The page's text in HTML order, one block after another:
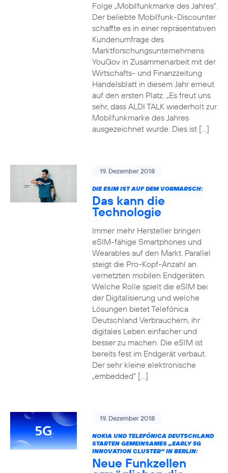
Folge „Mobilfunkmarke des Jahres“.
Der beliebte Mobilfunk-Discounter
schaffte es in einer repräsentativen
Kundenumfrage des
Marktforschungsunternehmens
YouGov in Zusammenarbeit mit der
Wirtschafts- und Finanzzeitung
Handelsblatt in diesem Jahr erneut
auf den ersten Platz. „Es freut uns
sehr, dass ALDI TALK wiederholt zur
Mobilfunkmarke des Jahres
ausgezeichnet wurde. Dies ist […]
19. Dezember 2018
DIE ESIM IST AUF DEM VORMARSCH:
Das kann die
Technologie
Immer mehr Hersteller bringen
eSIM-fähige Smartphones und
Wearables auf den Markt. Parallel
steigt die Pro-Kopf-Anzahl an
vernetzten mobilen Endgeräten.
Welche Rolle spielt die eSIM bei
der Digitalisierung und welche
Lösungen bietet Telefónica
Deutschland Verbrauchern, ihr
digitales Leben einfacher und
besser zu machen. Die eSIM ist
bereits fest im Endgerät verbaut.
Der sehr kleine elektronische
„embedded“ […]
19. Dezember 2018
NOKIA UND TELEFÓNICA DEUTSCHLAND
STARTEN GEMEINSAMES „EARLY 5G
INNOVATION CLUSTER“ IN BERLIN:
Neue Funkzellen